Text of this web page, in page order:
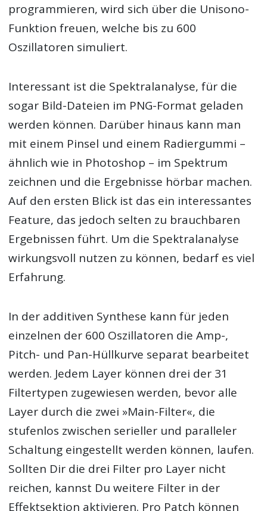
programmieren, wird sich über die Unisono-
Funktion freuen, welche bis zu 600
Oszillatoren simuliert.
Interessant ist die Spektralanalyse, für die
sogar Bild-Dateien im PNG-Format geladen
werden können. Darüber hinaus kann man
mit einem Pinsel und einem Radiergummi –
ähnlich wie in Photoshop – im Spektrum
zeichnen und die Ergebnisse hörbar machen.
Auf den ersten Blick ist das ein interessantes
Feature, das jedoch selten zu brauchbaren
Ergebnissen führt. Um die Spektralanalyse
wirkungsvoll nutzen zu können, bedarf es viel
Erfahrung.
In der additiven Synthese kann für jeden
einzelnen der 600 Oszillatoren die Amp-,
Pitch- und Pan-Hüllkurve separat bearbeitet
werden. Jedem Layer können drei der 31
Filtertypen zugewiesen werden, bevor alle
Layer durch die zwei »Main-Filter«, die
stufenlos zwischen serieller und paralleler
Schaltung eingestellt werden können, laufen.
Sollten Dir die drei Filter pro Layer nicht
reichen, kannst Du weitere Filter in der
Effektsektion aktivieren. Pro Patch können